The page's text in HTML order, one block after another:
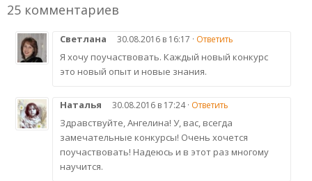
25 комментариев
Светлана 30.08.2016 в 16:17 · Ответить
Я хочу поучаствовать. Каждый новый конкурс
это новый опыт и новые знания.
Наталья 30.08.2016 в 17:24 · Ответить
Здравствуйте, Ангелина! У, вас, всегда
замечательные конкурсы! Очень хочется
поучаствовать! Надеюсь и в этот раз многому
научится.